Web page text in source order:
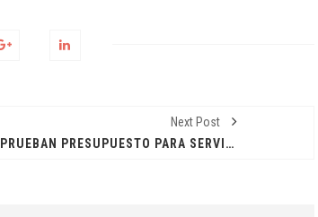
Next Post
APRUEBAN PRESUPUESTO PARA SERVICIOS Y OBRA PÚBLICA